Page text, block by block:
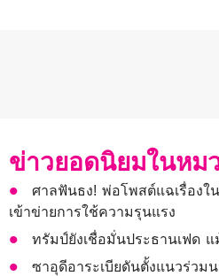
ข่าวยอดนิยมในหม
ศาลฟันธง! พ่อโพสต์แฉเรื่องใ
เข้าข่ายการใช้ความรุนแรง
ทรัมป์ยังเชื่อมั่นประธานเฟด
ซาอุดีอาระเบียดันตั้งแนวร่วม